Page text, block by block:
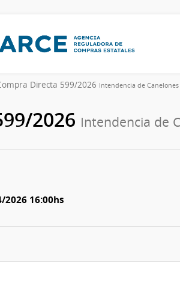
Directa 599/2026 Intendencia de
2026 Intendencia de
2026 16:00hs